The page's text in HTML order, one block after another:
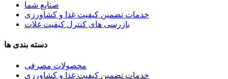
صنایع شما
خدمات تضمین کیفیت غذا و کشاورزی
بازرسی های کنترل کیفیت غلات
دسته بندی ها
محصولات مصرفی
خدمات تضمین کیفیت غذا و کشاورزی